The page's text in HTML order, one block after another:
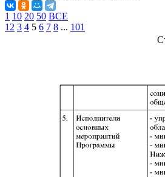
1 10 20 50 ВСЕ
1 2 3 4 5 6 7 8 ... 101